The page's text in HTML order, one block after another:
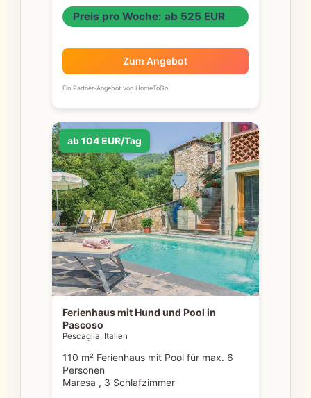
Preis pro Woche: ab 525 EUR
Zum Angebot
Ein Partner-Angebot von HomeToGo
ab 104 EUR/Tag
Ferienhaus mit Hund und Pool in
Pascoso
Pescaglia, Italien
110 m² Ferienhaus mit Pool für max. 6
Personen
Maresa , 3 Schlafzimmer